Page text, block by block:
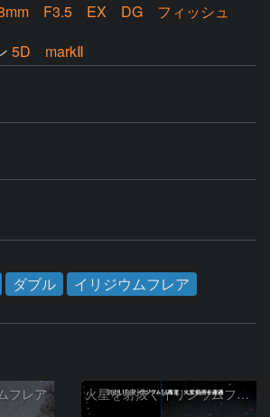
F3.5 EX DG フィッシュ
5D markⅡ
ダブル
イリジウムフレア
フレア 火星を射抜くイリジウムフレア